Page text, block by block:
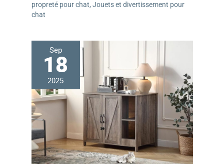
propreté pour chat, Jouets et divertissement pour
chat
Sep
18
2025